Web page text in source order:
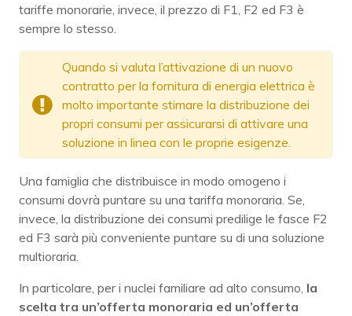
tariffe monorarie, invece, il prezzo di F1, F2 ed F3 è
sempre lo stesso.
Quando si valuta l’attivazione di un nuovo
contratto per la fornitura di energia elettrica è
molto importante stimare la distribuzione dei
propri consumi per assicurarsi di attivare una
soluzione in linea con le proprie esigenze.
Una famiglia che distribuisce in modo omogeno i
consumi dovrà puntare su una tariffa monoraria. Se,
invece, la distribuzione dei consumi predilige le fasce F2
ed F3 sarà più conveniente puntare su di una soluzione
multioraria.
In particolare, per i nuclei familiare ad alto consumo, la
scelta tra un’offerta monoraria ed un’offerta